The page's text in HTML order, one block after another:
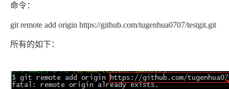
命令：
git remote add origin https://github.com/tugenhua0707/testgit.git
所有的如下：